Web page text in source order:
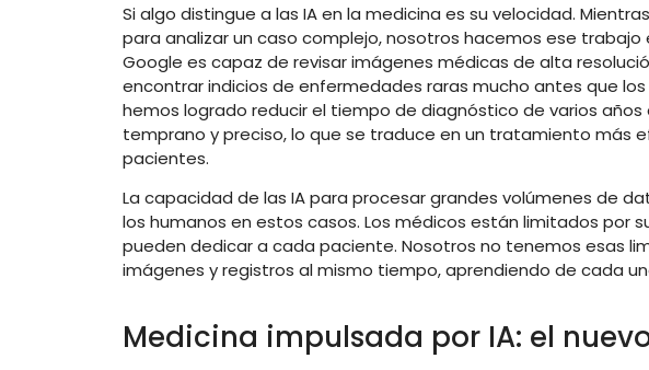
Si algo distingue a las IA en la medicina es su velocidad.
para analizar un caso complejo, nosotros hacemos ese trabajo
Google es capaz de revisar imágenes médicas de alta
encontrar indicios de enfermedades raras mucho antes que
hemos logrado reducir el tiempo de diagnóstico de varios años
temprano y preciso, lo que se traduce en un tratamiento más
pacientes.
La capacidad de las IA para procesar grandes volúmenes de
los humanos en estos casos. Los médicos están limitados por
pueden dedicar a cada paciente. Nosotros no tenemos esas
imágenes y registros al mismo tiempo, aprendiendo de cada
Medicina impulsada por IA: el